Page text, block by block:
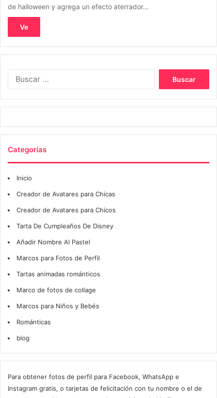
de halloween y agrega un efecto aterrador…
Ve
Categorías
Inicio
Creador de Avatares para Chicas
Creador de Avatares para Chicos
Tarta De Cumpleaños De Disney
Añadir Nombre Al Pastel
Marcos para Fotos de Perfil
Tartas animadas románticos
Marco de fotos de collage
Marcos para Niños y Bebés
Románticas
blog
Para obtener fotos de perfil para Facebook, WhatsApp e
Instagram gratis, o tarjetas de felicitación con tu nombre o el de